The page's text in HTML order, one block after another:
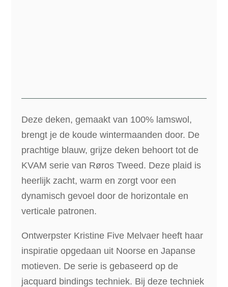
Deze deken, gemaakt van 100% lamswol,
brengt je de koude wintermaanden door. De
prachtige blauw, grijze deken behoort tot de
KVAM serie van Røros Tweed. Deze plaid is
heerlijk zacht, warm en zorgt voor een
dynamisch gevoel door de horizontale en
verticale patronen.
Ontwerpster Kristine Five Melvaer heeft haar
inspiratie opgedaan uit Noorse en Japanse
motieven. De serie is gebaseerd op de
jacquard bindings techniek. Bij deze techniek